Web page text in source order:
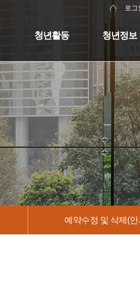
로그
청년활동 청년정보
예약수정 및 삭제(